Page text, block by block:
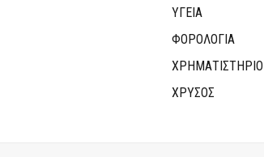
ΥΓΕΙΑ
ΦΟΡΟΛΟΓΙΑ
ΧΡΗΜΑΤΙΣΤΗΡΙΟ
ΧΡΥΣΟΣ